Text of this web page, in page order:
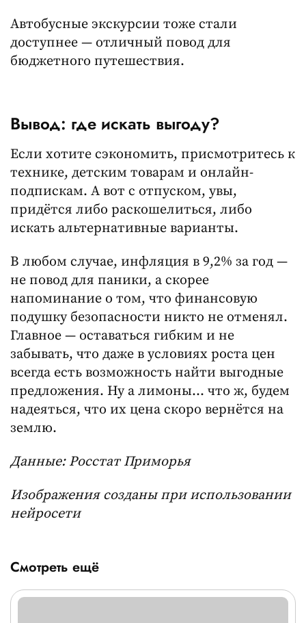
Автобусные экскурсии тоже стали
доступнее — отличный повод для
бюджетного путешествия.
Вывод: где искать выгоду?
Если хотите сэкономить, присмотритесь к
технике, детским товарам и онлайн-
подпискам. А вот с отпуском, увы,
придётся либо раскошелиться, либо
искать альтернативные варианты.
В любом случае, инфляция в 9,2% за год —
не повод для паники, а скорее
напоминание о том, что финансовую
подушку безопасности никто не отменял.
Главное — оставаться гибким и не
забывать, что даже в условиях роста цен
всегда есть возможность найти выгодные
предложения. Ну а лимоны… что ж, будем
надеяться, что их цена скоро вернётся на
землю.
Данные: Росстат Приморья
Изображения созданы при использовании
нейросети
Смотреть ещё